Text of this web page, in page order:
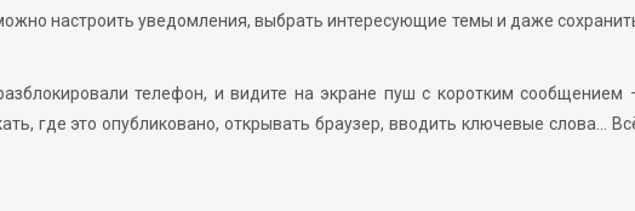
настроить уведомления, выбрать интересующие темы и даже
телефон, и видите на экране пуш с коротким сообщением
где это опубликовано, открывать браузер, вводить ключевые слова…